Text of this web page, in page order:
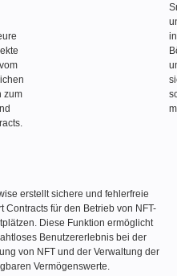
zum
in
erstellt sichere und fehlerfreie
Contracts für den Betrieb von NFT-
Diese Funktion ermöglicht
Benutzererlebnis bei der
von NFT und der Verwaltung der
Vermögenswerte.